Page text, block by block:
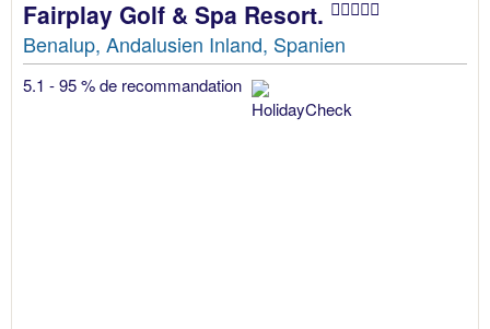
Fairplay Golf & Spa Resort.
Benalup, Andalusien Inland, Spanien
5.1 - 95 % de recommandation